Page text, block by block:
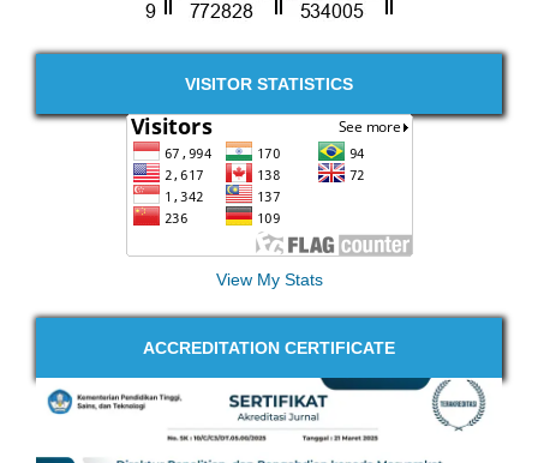
VISITOR STATISTICS
View My Stats
ACCREDITATION CERTIFICATE